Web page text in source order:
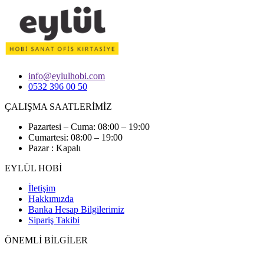
info@eylulhobi.com
0532 396 00 50
ÇALIŞMA SAATLERİMİZ
Pazartesi – Cuma: 08:00 – 19:00
Cumartesi: 08:00 – 19:00
Pazar : Kapalı
EYLÜL HOBİ
İletişim
Hakkımızda
Banka Hesap Bilgilerimiz
Sipariş Takibi
ÖNEMLİ BİLGİLER